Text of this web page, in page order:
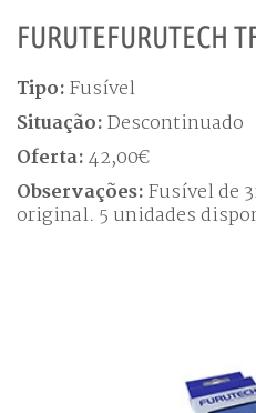
FURUTEFURUTECH
Tipo: Fusível
Situação: Descontinuado
Oferta: 42,00€
Observações: Fusível de
original. 5 unidades